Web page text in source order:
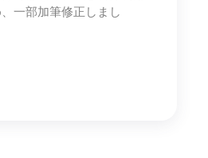
一部加筆修正しまし